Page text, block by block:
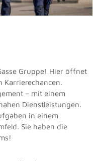
Gruppe! Hier öffnet
Karrierechancen.
– mit einem
Dienstleistungen.
in einem
Sie haben die